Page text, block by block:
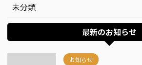
未分類
最新のお知らせ
お知らせ